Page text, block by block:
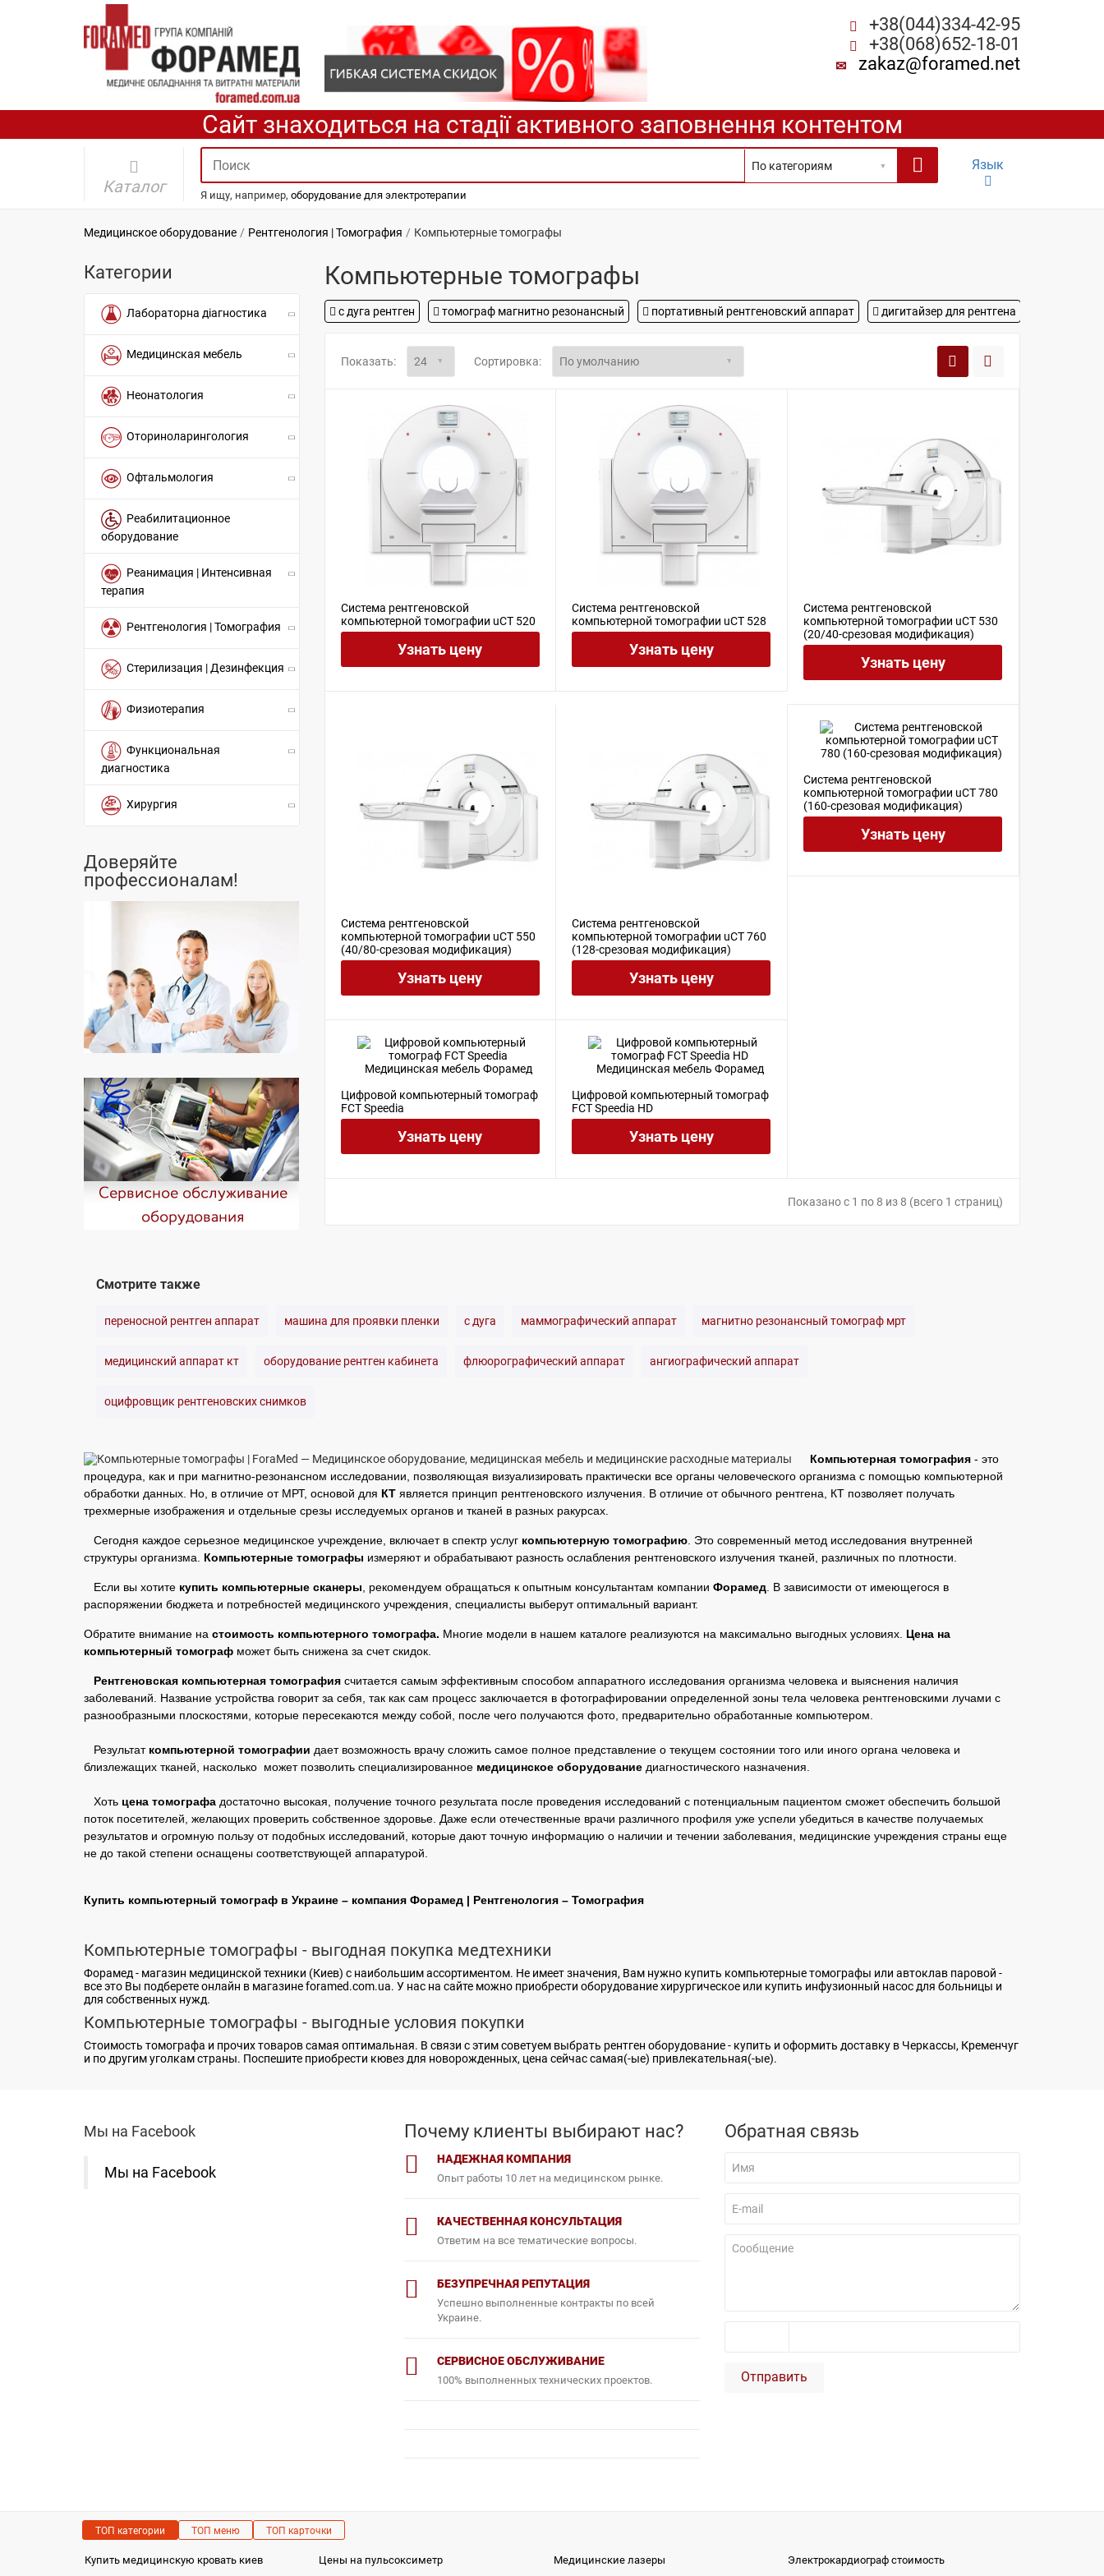
+38(044)334-42-95
+38(068)652-18-01
zakaz@foramed.net
Сайт знаходиться на стадії активного заповнення контентом
Каталог Я ищу, например, оборудование для электротерапии
Язык
Медицинское оборудование Рентгенология | Томография Компьютерные томографы
Категории
Лабораторна діагностика
Медицинская мебель
Неонатология
Оториноларингология
Офтальмология
Реабилитационное
оборудование
Реанимация | Интенсивная
терапия
Рентгенология | Томография
Стерилизация | Дезинфекция
Физиотерапия
Функциональная
диагностика
Хирургия
Доверяйте
профессионалам!
Компьютерные томографы
с дуга рентген томограф магнитно резонансный портативный рентгеновский аппарат дигитайзер для рентгена
Показать: Сортировка:
Система рентгеновской
компьютерной томографии uCT 520
Узнать цену
Система рентгеновской
компьютерной томографии uCT 528
Узнать цену
Система рентгеновской
компьютерной томографии uCT 530
(20/40-срезовая модификация)
Узнать цену
Система рентгеновской
компьютерной томографии uCT 550
(40/80-срезовая модификация)
Узнать цену
Система рентгеновской
компьютерной томографии uCT 760
(128-срезовая модификация)
Узнать цену
Система рентгеновской
компьютерной томографии uCT 780
(160-срезовая модификация)
Узнать цену
Цифровой компьютерный томограф
FCT Speedia
Узнать цену
Цифровой компьютерный томограф
FCT Speedia HD
Узнать цену
Показано с 1 по 8 из 8 (всего 1 страниц)
Смотрите также
переносной рентген аппарат машина для проявки пленки с дуга маммографический аппарат магнитно резонансный томограф мрт
медицинский аппарат кт оборудование рентген кабинета флюорографический аппарат ангиографический аппарат
оцифровщик рентгеновских снимков
Компьютерная томография - это
процедура, как и при магнитно-резонансном исследовании, позволяющая визуализировать практически все органы человеческого организма с помощью компьютерной
обработки данных. Но, в отличие от МРТ, основой для КТ является принцип рентгеновского излучения. В отличие от обычного рентгена, КТ позволяет получать
трехмерные изображения и отдельные срезы исследуемых органов и тканей в разных ракурсах.
Сегодня каждое серьезное медицинское учреждение, включает в спектр услуг компьютерную томографию . Это современный метод исследования внутренней
структуры организма. Компьютерные томографы измеряют и обрабатывают разность ослабления рентгеновского излучения тканей, различных по плотности.
Если вы хотите купить компьютерные сканеры , рекомендуем обращаться к опытным консультантам компании Форамед . В зависимости от имеющегося в
распоряжении бюджета и потребностей медицинского учреждения, специалисты выберут оптимальный вариант.
Обратите внимание на стоимость компьютерного томографа. Многие модели в нашем каталоге реализуются на максимально выгодных условиях. Цена на
компьютерный томограф может быть снижена за счет скидок.
Рентгеновская компьютерная томография считается самым эффективным способом аппаратного исследования организма человека и выяснения наличия
заболеваний. Название устройства говорит за себя, так как сам процесс заключается в фотографировании определенной зоны тела человека рентгеновскими лучами с
разнообразными плоскостями, которые пересекаются между собой, после чего получаются фото, предварительно обработанные компьютером.
Результат компьютерной томографии дает возможность врачу сложить самое полное представление о текущем состоянии того или иного органа человека и
близлежащих тканей, насколько может позволить специализированное медицинское оборудование диагностического назначения.
Хоть цена томографа достаточно высокая, получение точного результата после проведения исследований с потенциальным пациентом сможет обеспечить большой
поток посетителей, желающих проверить собственное здоровье. Даже если отечественные врачи различного профиля уже успели убедиться в качестве получаемых
результатов и огромную пользу от подобных исследований, которые дают точную информацию о наличии и течении заболевания, медицинские учреждения страны еще
не до такой степени оснащены соответствующей аппаратурой.
Купить компьютерный томограф в Украине – компания Форамед | Рентгенология – Томография
Компьютерные томографы - выгодная покупка медтехники
Форамед - магазин медицинской техники (Киев) с наибольшим ассортиментом. Не имеет значения, Вам нужно купить компьютерные томографы или автоклав паровой -
все это Вы подберете онлайн в магазине foramed.com.ua. У нас на сайте можно приобрести оборудование хирургическое или купить инфузионный насос для больницы и
для собственных нужд.
Компьютерные томографы - выгодные условия покупки
Стоимость томографа и прочих товаров самая оптимальная. В связи с этим советуем выбрать рентген оборудование - купить и оформить доставку в Черкассы, Кременчуг
и по другим уголкам страны. Поспешите приобрести кювез для новорожденных, цена сейчас самая(-ые) привлекательная(-ые).
Мы на Facebook
Мы на Facebook
Почему клиенты выбирают нас?
НАДЕЖНАЯ КОМПАНИЯ
Опыт работы 10 лет на медицинском рынке.
КАЧЕСТВЕННАЯ КОНСУЛЬТАЦИЯ
Ответим на все тематические вопросы.
БЕЗУПРЕЧНАЯ РЕПУТАЦИЯ
Успешно выполненные контракты по всей
Украине.
СЕРВИСНОЕ ОБСЛУЖИВАНИЕ
100% выполненных технических проектов.
Обратная связь
Отправить
ТОП категории ТОП меню ТОП карточки
Купить медицинскую кровать киев
Цены на пульсоксиметр
Медицинские лазеры
Электрокардиограф стоимость